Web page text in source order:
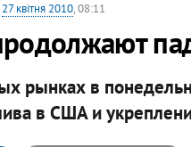
27 квітня 2010, 08:11
рынках в
в США и